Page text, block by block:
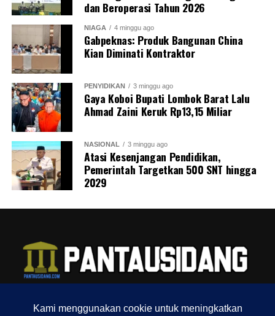
dan Beroperasi Tahun 2026
NIAGA 4 minggu ago
Gabpeknas: Produk Bangunan China
Kian Diminati Kontraktor
PENYIDIKAN 3 minggu ago
Gaya Koboi Bupati Lombok Barat Lalu
Ahmad Zaini Keruk Rp13,15 Miliar
NASIONAL 3 minggu ago
Atasi Kesenjangan Pendidikan,
Pemerintah Targetkan 500 SNT hingga
2029